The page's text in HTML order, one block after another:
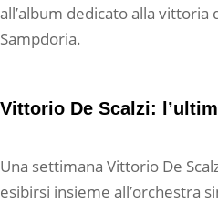
all’album dedicato alla
Sampdoria.
Vittorio De Scalzi:
Una settimana Vittorio De
esibirsi insieme all’orchestra